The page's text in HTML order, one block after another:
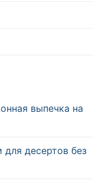
выпечка на
для десертов без